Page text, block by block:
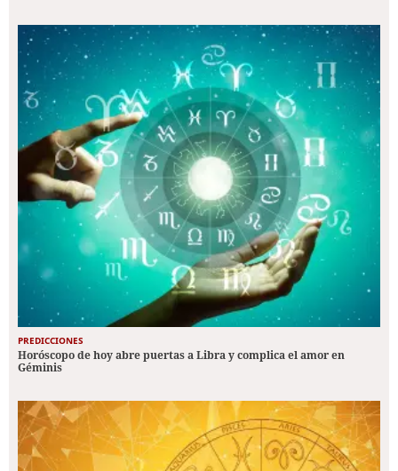
PREDICCIONES
Horóscopo de hoy abre puertas a Libra y complica el amor en
Géminis